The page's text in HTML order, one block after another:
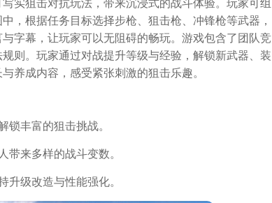
实狙击对抗玩法，带来沉浸式的战斗体验。玩家可组
，根据任务目标选择步枪、狙击枪、冲锋枪等武器，
字幕，让玩家可以无阻碍的畅玩。游戏包含了团队竞
则。玩家通过对战提升等级与经验，解锁新武器、装
养成内容，感受紧张刺激的狙击乐趣。
锁丰富的狙击挑战。
带来多样的战斗变数。
升级改造与性能强化。